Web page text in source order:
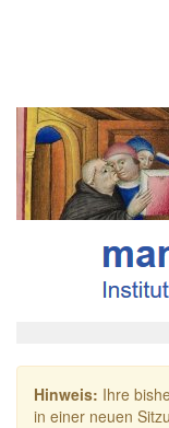
Hinweis: Ihre
in einer neuen